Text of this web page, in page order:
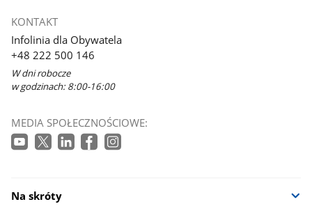
KONTAKT
Infolinia dla Obywatela
+48 222 500 146
W dni robocze
w godzinach: 8:00-16:00
MEDIA SPOŁECZNOŚCIOWE:
Na skróty